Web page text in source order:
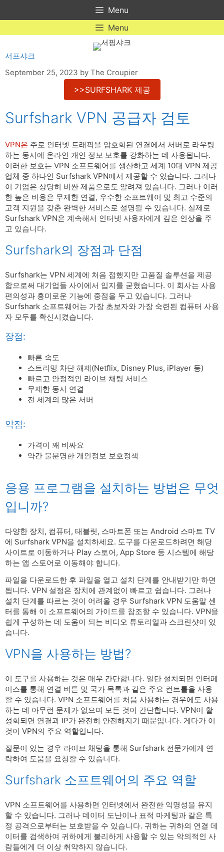
Menu
Menu
서프샤크
September 25, 2023 by The Croupier
>>SURFSHARK 제공
Surfshark VPN 공급자 검토
VPN은 주로 인터넷 트래픽을 암호화된 연결에서 서버로 라우팅
하는 동시에 온라인 개인 정보 보호를 강화하는 데 사용됩니다.
이러한 보호는 VPN 소프트웨어를 생산하고 세계 10대 VPN 제공
업체 중 하나인 Surfshark VPN에서 제공할 수 있습니다. 그러나
이 기업은 상당히 비싼 제품으로도 알려져 있습니다. 그러나 이러
한 높은 비용은 무제한 연결, 우수한 소프트웨어 및 최고 수준의
고객 지원을 갖춘 완벽한 서비스로 설명될 수 있습니다. 실제로
Surfshark VPN은 계속해서 인터넷 사용자에게 깊은 인상을 주
고 있습니다.
Surfshark의 장점과 단점
Surfshark는 VPN 세계에 처음 접했지만 고품질 솔루션을 제공
함으로써 대기업들 사이에서 입지를 굳혔습니다. 이 회사는 사용
편의성과 흥미로운 기능에 중점을 두고 있습니다. 그러나
Surfshark 소프트웨어는 가장 초보자와 가장 숙련된 컴퓨터 사용
자 모두를 확신시켰습니다.
장점:
빠른 속도
스트리밍 차단 해제(Netflix, Disney Plus, iPlayer 등)
빠르고 안정적인 라이브 채팅 서비스
무제한 동시 연결
전 세계의 많은 서버
약점:
가격이 꽤 비싸요
약간 불분명한 개인정보 보호정책
응용 프로그램을 설치하는 방법은 무엇
입니까?
다양한 장치, 컴퓨터, 태블릿, 스마트폰 또는 Android 스마트 TV
에 Surfshark VPN을 설치하세요. 도구를 다운로드하려면 해당
사이트로 이동하거나 Play 스토어, App Store 등 시스템에 해당
하는 앱 스토어로 이동해야 합니다.
파일을 다운로드한 후 파일을 열고 설치 단계를 안내받기만 하면
됩니다. VPN 설정은 장치에 관계없이 빠르고 쉽습니다. 그러나
설치 단계를 따르는 것이 어려울 경우 Surfshark VPN 도움말 센
터를 통해 이 소프트웨어의 가이드를 참조할 수 있습니다. VPN을
쉽게 구성하는 데 도움이 되는 비디오 튜토리얼과 스크린샷이 있
습니다.
VPN을 사용하는 방법?
이 도구를 사용하는 것은 매우 간단합니다. 일단 설치되면 인터페
이스를 통해 연결 버튼 및 국가 목록과 같은 주요 컨트롤을 사용
할 수 있습니다. VPN 소프트웨어를 처음 사용하는 경우에도 사용
하는 데 아무런 문제가 없으며 모든 것이 간단합니다. VPN이 활
성화되면 연결과 IP가 완전히 안전해지기 때문입니다. 게다가 이
것이 VPN의 주요 역할입니다.
질문이 있는 경우 라이브 채팅을 통해 Surfshark 전문가에게 연
락하여 도움을 요청할 수 있습니다.
Surfshark 소프트웨어의 주요 역할
VPN 소프트웨어를 사용하면 인터넷에서 완전한 익명성을 유지
할 수 있습니다. 그러나 데이터 도난이나 표적 마케팅과 같은 특
정 공격으로부터는 보호받을 수 있습니다. 귀하는 귀하의 연결 데
이터를 검색하여 귀하에게 불리하게 사용할 수 있는 악의적인 사
람들에게 더 이상 취약하지 않습니다.